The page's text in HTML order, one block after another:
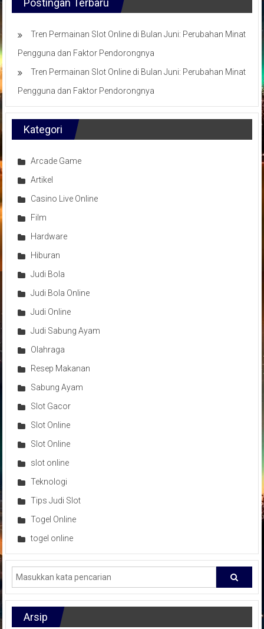
Postingan Terbaru
Tren Permainan Slot Online di Bulan Juni: Perubahan Minat
Pengguna dan Faktor Pendorongnya
Tren Permainan Slot Online di Bulan Juni: Perubahan Minat
Pengguna dan Faktor Pendorongnya
Kategori
Arcade Game
Artikel
Casino Live Online
Film
Hardware
Hiburan
Judi Bola
Judi Bola Online
Judi Online
Judi Sabung Ayam
Olahraga
Resep Makanan
Sabung Ayam
Slot Gacor
Slot Online
Slot Online
slot online
Teknologi
Tips Judi Slot
Togel Online
togel online
Arsip